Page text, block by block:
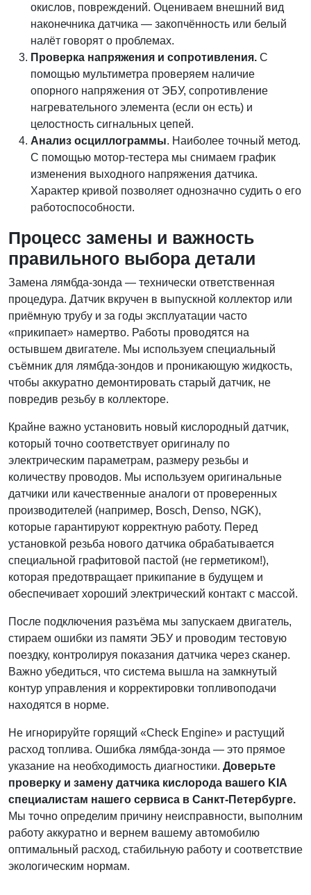
окислов, повреждений. Оцениваем внешний вид
наконечника датчика — закопчённость или белый
налёт говорят о проблемах.
Проверка напряжения и сопротивления. С
помощью мультиметра проверяем наличие
опорного напряжения от ЭБУ, сопротивление
нагревательного элемента (если он есть) и
целостность сигнальных цепей.
Анализ осциллограммы. Наиболее точный метод.
С помощью мотор-тестера мы снимаем график
изменения выходного напряжения датчика.
Характер кривой позволяет однозначно судить о его
работоспособности.
Процесс замены и важность
правильного выбора детали
Замена лямбда-зонда — технически ответственная
процедура. Датчик вкручен в выпускной коллектор или
приёмную трубу и за годы эксплуатации часто
«прикипает» намертво. Работы проводятся на
остывшем двигателе. Мы используем специальный
съёмник для лямбда-зондов и проникающую жидкость,
чтобы аккуратно демонтировать старый датчик, не
повредив резьбу в коллекторе.
Крайне важно установить новый кислородный датчик,
который точно соответствует оригиналу по
электрическим параметрам, размеру резьбы и
количеству проводов. Мы используем оригинальные
датчики или качественные аналоги от проверенных
производителей (например, Bosch, Denso, NGK),
которые гарантируют корректную работу. Перед
установкой резьба нового датчика обрабатывается
специальной графитовой пастой (не герметиком!),
которая предотвращает прикипание в будущем и
обеспечивает хороший электрический контакт с массой.
После подключения разъёма мы запускаем двигатель,
стираем ошибки из памяти ЭБУ и проводим тестовую
поездку, контролируя показания датчика через сканер.
Важно убедиться, что система вышла на замкнутый
контур управления и корректировки топливоподачи
находятся в норме.
Не игнорируйте горящий «Check Engine» и растущий
расход топлива. Ошибка лямбда-зонда — это прямое
указание на необходимость диагностики. Доверьте
проверку и замену датчика кислорода вашего KIA
специалистам нашего сервиса в Санкт-Петербурге.
Мы точно определим причину неисправности, выполним
работу аккуратно и вернем вашему автомобилю
оптимальный расход, стабильную работу и соответствие
экологическим нормам.